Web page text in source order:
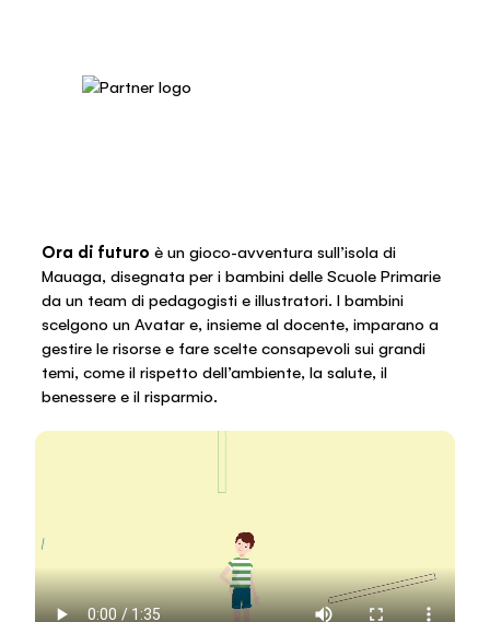
Ora di futuro è un gioco-avventura sull’isola di
Mauaga, disegnata per i bambini delle Scuole Primarie
da un team di pedagogisti e illustratori. I bambini
scelgono un Avatar e, insieme al docente, imparano a
gestire le risorse e fare scelte consapevoli sui grandi
temi, come il rispetto dell’ambiente, la salute, il
benessere e il risparmio.